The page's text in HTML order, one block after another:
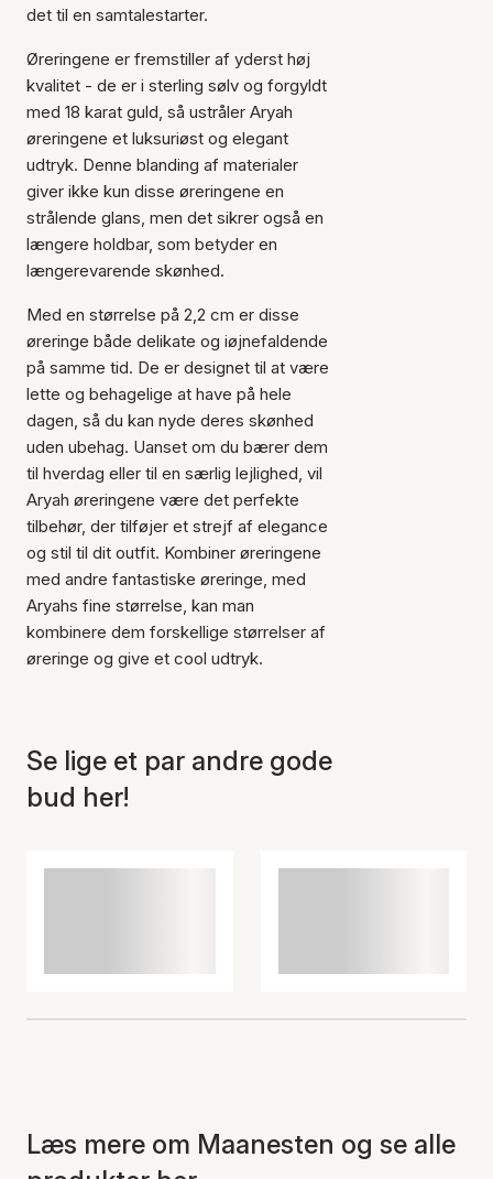
Varen er tilføjet til kurven
det til en samtalestarter.
Øreringene er fremstiller af yderst høj
kvalitet - de er i sterling sølv og forgyldt
med 18 karat guld, så ustråler Aryah
øreringene et luksuriøst og elegant
udtryk. Denne blanding af materialer
giver ikke kun disse øreringene en
strålende glans, men det sikrer også en
længere holdbar, som betyder en
længerevarende skønhed.
Med en størrelse på 2,2 cm er disse
øreringe både delikate og iøjnefaldende
på samme tid. De er designet til at være
lette og behagelige at have på hele
dagen, så du kan nyde deres skønhed
uden ubehag. Uanset om du bærer dem
til hverdag eller til en særlig lejlighed, vil
Aryah øreringene være det perfekte
tilbehør, der tilføjer et strejf af elegance
og stil til dit outfit. Kombiner øreringene
med andre fantastiske øreringe, med
Aryahs fine størrelse, kan man
kombinere dem forskellige størrelser af
øreringe og give et cool udtryk.
Se lige et par andre gode
bud her!
Læs mere om Maanesten og se alle